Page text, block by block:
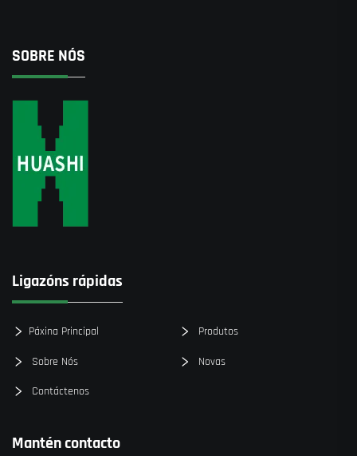
SOBRE NÓS
Ligazóns rápidas
Páxina Principal Produtos
Sobre Nós Novas
Contáctenos
Mantén contacto